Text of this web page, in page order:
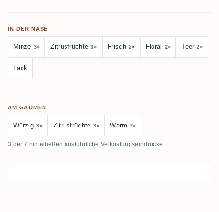
IN DER NASE
Minze 3× Zitrusfrüchte 3× Frisch 2× Floral 2× Teer 2×
Lack
AM GAUMEN
Würzig 3× Zitrusfrüchte 3× Warm 2×
3 der 7 hinterließen ausführliche Verkostungseindrücke